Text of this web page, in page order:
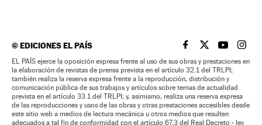
©EDICIONES EL PAÍS EL PAÍS BRASIL EN
EL PAÍSEL PAÍS
EL
EL PAÍS ejerce la oposición expresa frente al uso de sus obras y prestaciones en
la elaboración de revistas de prensa prevista en el artículo 32.1 del TRLPI;
también realiza la reserva expresa frente a la reproducción, distribución y
comunicación pública de sus trabajos y artículos sobre temas de actualidad
prevista en el artículo 33.1 del TRLPI; y, asimismo, realiza una reserva expresa
de las reproducciones y usos de las obras y otras prestaciones accesibles desde
este sitio web a medios de lectura mecánica u otros medios que resulten
adecuados a tal fin de conformidad con el artículo 67.3 del Real Decreto - ley